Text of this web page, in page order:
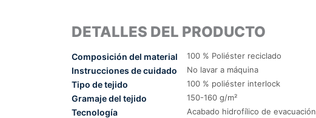
DETALLES DEL PRODUCTO
Composición del material 100 % Poliéster reciclado
Instrucciones de cuidado No lavar a máquina
Tipo de tejido 100 % poliéster interlock
Gramaje del tejido 150-160 g/m²
Tecnología Acabado hidrofílico de evacuación